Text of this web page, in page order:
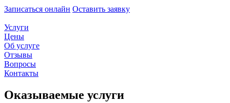
Записаться онлайн Оставить заявку
Услуги
Цены
Об услуге
Отзывы
Вопросы
Контакты
Оказываемые услуги